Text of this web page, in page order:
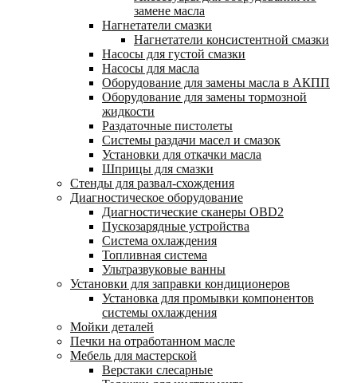
замене масла
Нагнетатели смазки
Нагнетатели консистентной смазки
Насосы для густой смазки
Насосы для масла
Оборудование для замены масла в АКПП
Оборудование для замены тормозной
жидкости
Раздаточные пистолеты
Системы раздачи масел и смазок
Установки для откачки масла
Шприцы для смазки
Стенды для развал-схождения
Диагностическое оборудование
Диагностические сканеры OBD2
Пускозарядные устройства
Система охлаждения
Топливная система
Ультразвуковые ванны
Установки для заправки кондиционеров
Установка для промывки компонентов
системы охлаждения
Мойки деталей
Печки на отработанном масле
Мебель для мастерской
Верстаки слесарные